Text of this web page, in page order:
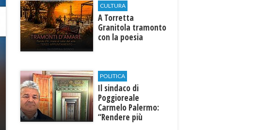
CULTURA
​A Torretta
Granitola tramonto
con la poesia
POLITICA
Il sindaco di
Poggioreale
Carmelo Palermo:
“Rendere più